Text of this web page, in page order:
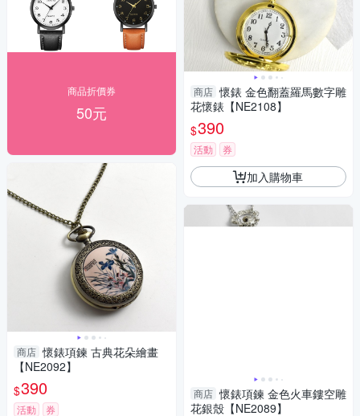
商品折價券
50元
商店 懷錶項鍊 古典花朵繪畫
【NE2092】
$390
活動 券
商店 懷錶 金色翻蓋羅馬數字雕
花懷錶【NE2108】
$390
活動 券
加入購物車
商店 懷錶項鍊 金色火車鏤空雕
花銀殼【NE2089】